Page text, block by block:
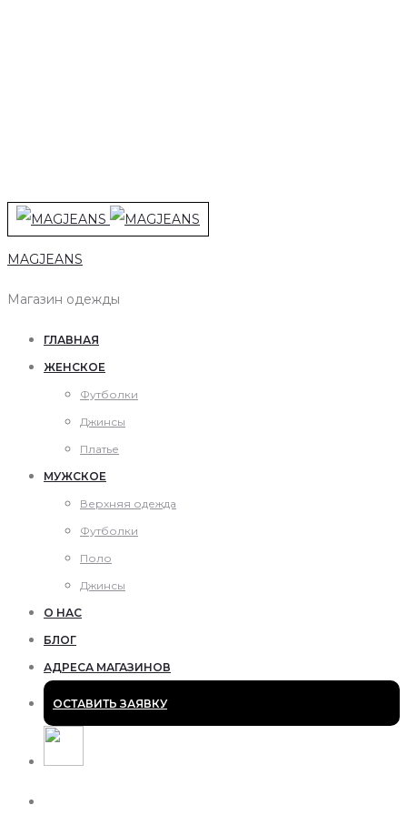
MAGJEANS
Магазин одежды
ГЛАВНАЯ
ЖЕНСКОЕ
Футболки
Джинсы
Платье
МУЖСКОЕ
Верхняя одежда
Футболки
Поло
Джинсы
О НАС
БЛОГ
АДРЕСА МАГАЗИНОВ
ОСТАВИТЬ ЗАЯВКУ